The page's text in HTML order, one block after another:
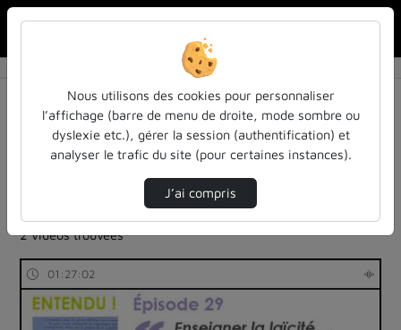
Résultats de la recherche
Filtres actifs (cliquer pour en retirer) :
Français
entendu-des-confs-a-ecouter
entendu-des-confs-a-ecouter
inspe-de-lorraine
universite-de-lorraine
2 vidéos trouvées
01:27:02
Nous utilisons des cookies pour personnaliser
l’affichage (barre de menu de droite, mode sombre ou
dyslexie etc.), gérer la session (authentification) et
analyser le trafic du site (pour certaines instances).
J’ai compris